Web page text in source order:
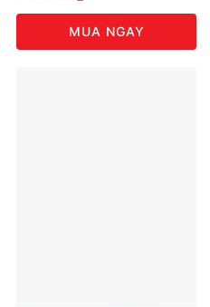
MUA NGAY